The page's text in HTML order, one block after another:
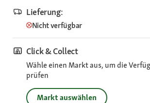
Lieferung:
Nicht verfügbar
Click & Collect
Wähle einen Markt aus, um die
prüfen
Markt auswählen